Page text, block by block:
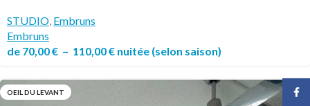
STUDIO Embruns
Embruns
de 70,00€ – 110,00€ nuitée (selon saison)
OEIL DU LEVANT